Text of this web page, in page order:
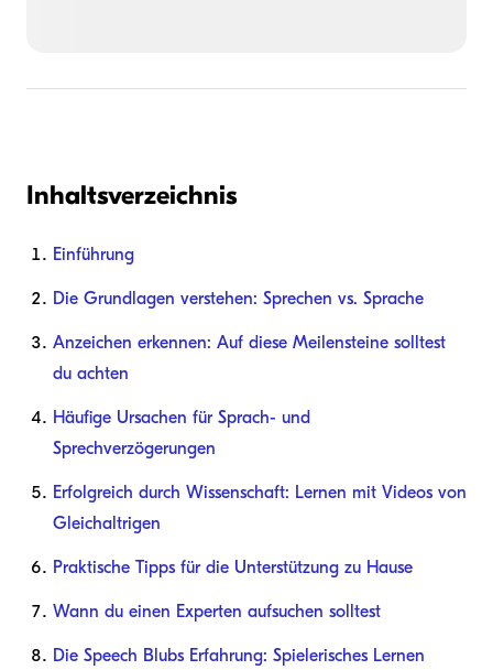
Inhaltsverzeichnis
Einführung
Die Grundlagen verstehen: Sprechen vs. Sprache
Anzeichen erkennen: Auf diese Meilensteine solltest
du achten
Häufige Ursachen für Sprach- und
Sprechverzögerungen
Erfolgreich durch Wissenschaft: Lernen mit Videos von
Gleichaltrigen
Praktische Tipps für die Unterstützung zu Hause
Wann du einen Experten aufsuchen solltest
Die Speech Blubs Erfahrung: Spielerisches Lernen